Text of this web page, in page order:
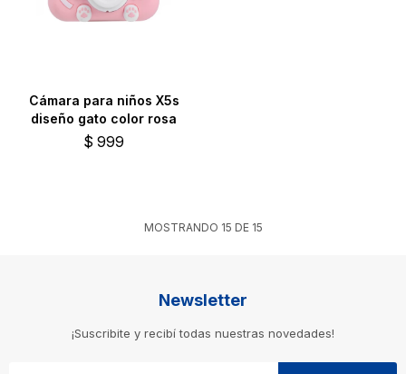
Cámara para niños X5s
diseño gato color rosa
$ 999
MOSTRANDO 15 DE 15
Newsletter
¡Suscribite y recibí todas nuestras novedades!